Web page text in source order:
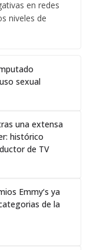
en redes
niveles de
sexual
una extensa
histórico
de TV
Emmy‘s ya
de la